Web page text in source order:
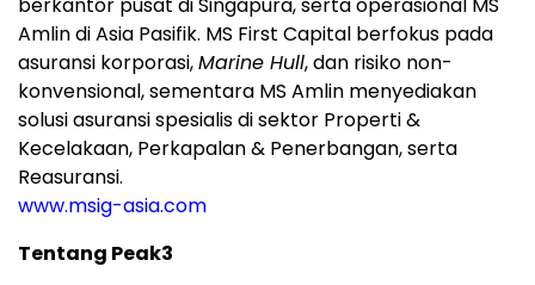
Amlin di Asia Pasifik. MS First Capital berfokus pada
asuransi korporasi,Marine Hull, dan risiko non-
konvensional, sementara MS Amlin menyediakan
solusi asuransi spesialis di sektor Properti &
Kecelakaan, Perkapalan & Penerbangan, serta
Reasuransi.
www.msig-asia.com
Tentang Peak3